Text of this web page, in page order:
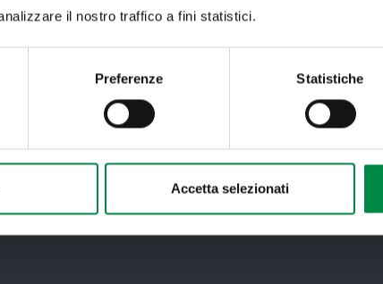
il nostro traffico a fini statistici.
Preferenze Statistiche
Accetta selezionati
Valuta questo sito: RISPONDI AL